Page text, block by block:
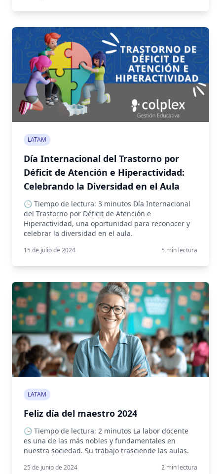
LATAM
Día Internacional del Trastorno por
Déficit de Atención e Hiperactividad:
Celebrando la Diversidad en el Aula
🕒 Tiempo de lectura: 3 minutos Día Internacional
del Trastorno por Déficit de Atención e
Hiperactividad, una oportunidad para reconocer y
celebrar la diversidad en el aula.
15 de julio de 2024 5 min lectura
LATAM
Feliz día del maestro 2024
🕒 Tiempo de lectura: 2 minutos La labor docente
es una de las más nobles y fundamentales en
nuestra sociedad. Su trabajo trasciende las aulas.
25 de junio de 2024 2 min lectura